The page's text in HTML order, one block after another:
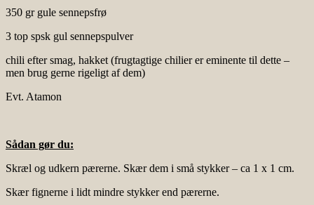
350 gr gule sennepsfrø
3 top spsk gul sennepspulver
chili efter smag, hakket (frugtagtige chilier er eminente til dette –
men brug gerne rigeligt af dem)
Evt. Atamon
Sådan gør du:
Skræl og udkern pærerne. Skær dem i små stykker – ca 1 x 1 cm.
Skær fignerne i lidt mindre stykker end pærerne.